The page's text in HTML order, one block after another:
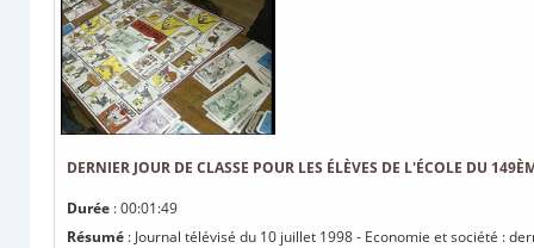
DERNIER JOUR DE CLASSE POUR LES ÉLÈVES DE L'ÉCOLE DU
Durée : 00:01:49
Résumé : Journal télévisé du 10 juillet 1998 - Economie et société :